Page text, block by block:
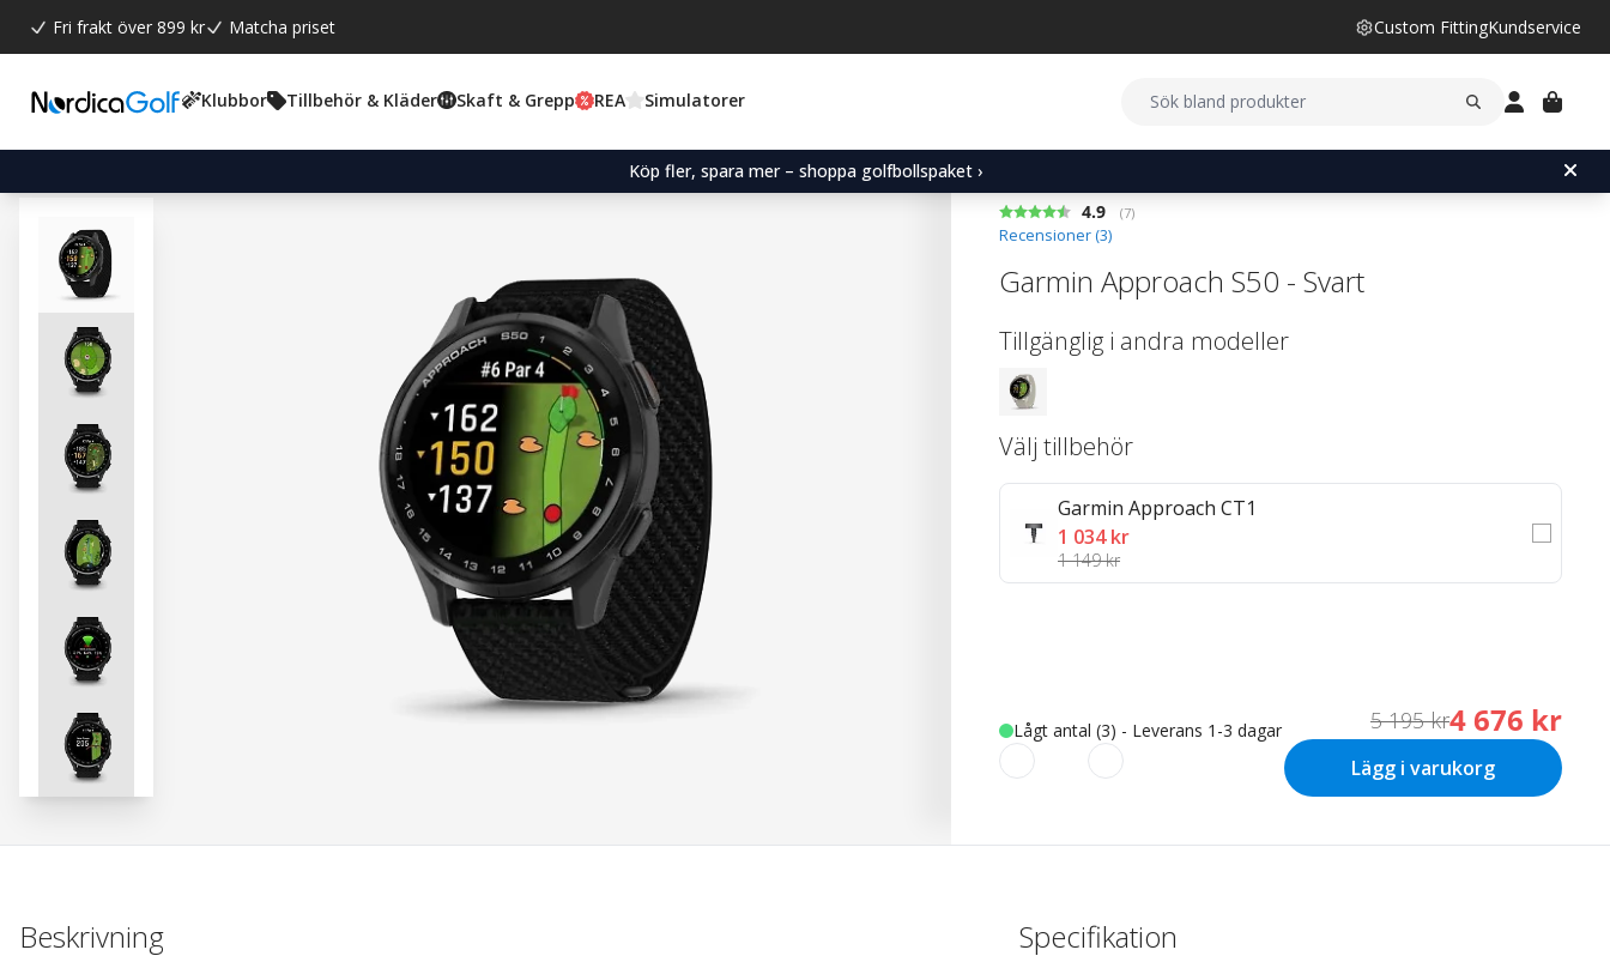
Fri frakt över 899 kr Matcha priset Custom FittingKundservice
Klubbor Tillbehör & Kläder Skaft & Grepp REA Simulatorer
Köp fler, spara mer – shoppa golfbollspaket ›
Snittbetyg:
4.9 (röster:
7)
Recensioner (3)
Garmin Approach S50 - Svart
Tillgänglig i andra modeller
Välj tillbehör
Garmin Approach CT1
1 034 kr
1 149 kr
Lågt antal (3) - Leverans 1-3 dagar 5 195 kr4 676 kr
Lägg i varukorg
Beskrivning
Specifikation